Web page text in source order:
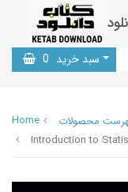
سبد خرید 0
Home
محصولات
Introduction to